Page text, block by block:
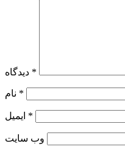
*
*
*
وب‌ سایت